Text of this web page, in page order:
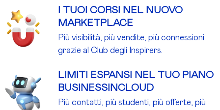
I TUOI CORSI NEL NUOVO
MARKETPLACE
Più visibilità, più vendite, più connessioni
grazie al Club degli Inspirers.
LIMITI ESPANSI NEL TUO PIANO
BUSINESSINCLOUD
Più contatti, più studenti, più offerte, più